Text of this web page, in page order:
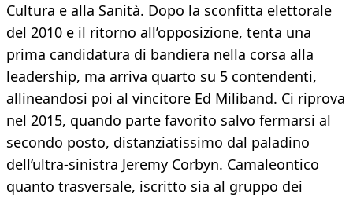
Cultura e alla Sanità. Dopo la sconfitta elettorale
del 2010 e il ritorno all’opposizione, tenta una
prima candidatura di bandiera nella corsa alla
leadership, ma arriva quarto su 5 contendenti,
allineandosi poi al vincitore Ed Miliband. Ci riprova
nel 2015, quando parte favorito salvo fermarsi al
secondo posto, distanziatissimo dal paladino
dell’ultra-sinistra Jeremy Corbyn. Camaleontico
quanto trasversale, iscritto sia al gruppo dei